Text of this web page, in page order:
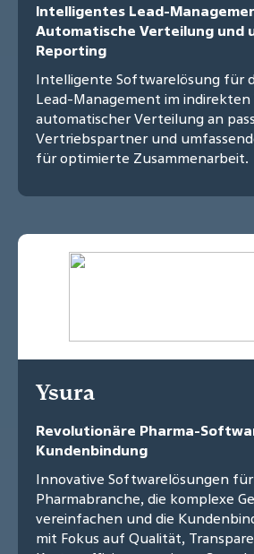
Intelligentes Lead-
Automatische Verteilung und
Reporting
Intelligente Softwarelösung für
Lead-Management im
automatischer Verteilung an
Vertriebspartner und
für optimierte Zusammenarbeit.
Ysura
Revolutionäre Pharma-
Kundenbindung
Innovative Softwarelösungen
Pharmabranche, die komplexe
vereinfachen und die
mit Fokus auf Qualität,